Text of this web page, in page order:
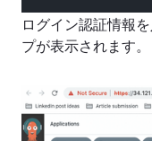
ログイン認証情報
プが表示されます。